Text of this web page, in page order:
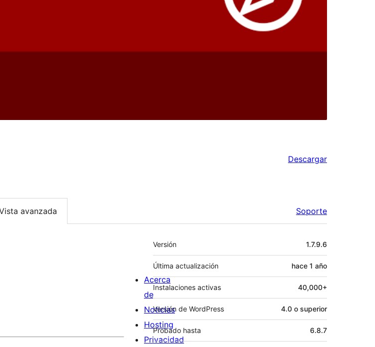
Descargar
avanzada Soporte
Meta
Versión 1.7.9.6
Última actualización hace 1 año
Instalaciones activas 40,000+
Versión de WordPress 4.0 o superior
Probado hasta 6.8.7
Acerca
de
Noticias
Hosting
Privacidad